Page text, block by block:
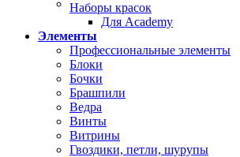
Наборы красок
Для Academy
Элементы
Профессиональные элементы
Блоки
Бочки
Брашпили
Ведра
Винты
Витрины
Гвоздики, петли, шурупы